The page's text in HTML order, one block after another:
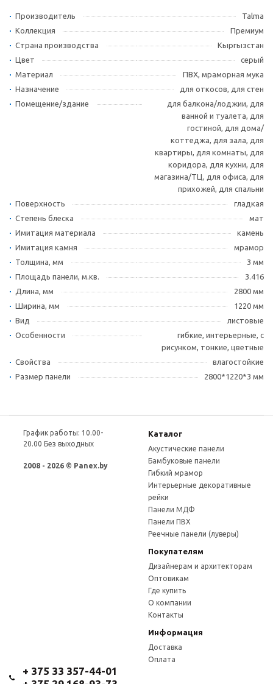
Производитель
Talma
Коллекция
Премиум
Страна производства
Кыргызстан
Цвет
серый
Материал
ПВХ, мраморная мука
Назначение
для откосов, для стен
Помещение/здание
для балкона/лоджии, для
ванной и туалета, для
гостиной, для дома/
коттеджа, для зала, для
квартиры, для комнаты, для
коридора, для кухни, для
магазина/ТЦ, для офиса, для
прихожей, для спальни
Поверхность
гладкая
Степень блеска
мат
Имитация материала
камень
Имитация камня
мрамор
Толщина, мм
3 мм
Площадь панели, м.кв.
3.416
Длина, мм
2800 мм
Ширина, мм
1220 мм
Вид
листовые
Особенности
гибкие, интерьерные, с
рисунком, тонкие, цветные
Свойства
влагостойкие
Размер панели
2800*1220*3 мм
График работы: 10.00-
20.00 Без выходных
2008 - 2026 © Panex.by
Каталог
Акустические панели
Бамбуковые панели
Гибкий мрамор
Интерьерные декоративные
рейки
Панели МДФ
Панели ПВХ
Реечные панели (луверы)
Покупателям
Дизайнерам и архитекторам
Оптовикам
Где купить
О компании
Контакты
Информация
Доставка
Оплата
+ 375 33 357-44-01